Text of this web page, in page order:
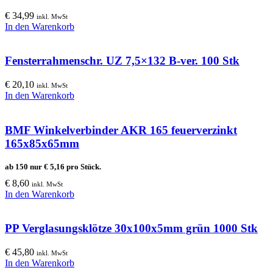
€ 34,99 inkl. MwSt
In den Warenkorb
Fensterrahmenschr. UZ 7,5×132 B-ver. 100 Stk
€ 20,10 inkl. MwSt
In den Warenkorb
BMF Winkelverbinder AKR 165 feuerverzinkt
165x85x65mm
ab 150 nur € 5,16 pro Stück.
€ 8,60 inkl. MwSt
In den Warenkorb
PP Verglasungsklötze 30x100x5mm grün 1000 Stk
€ 45,80 inkl. MwSt
In den Warenkorb